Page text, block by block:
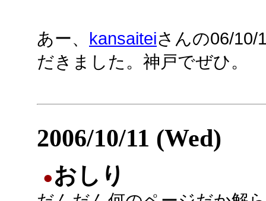
あー、 kansaiteiさんの06/10/
だきました。神戸でぜひ。
2006/10/11 (Wed)
●おしり